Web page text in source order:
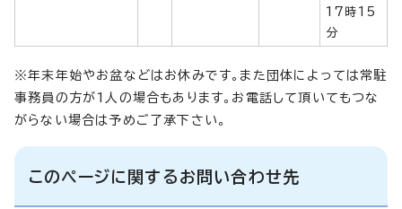
17時15
分
※年末年始やお盆などはお休みです。また団体によっては常駐
事務員の方が1人の場合もあります。お電話して頂いてもつな
がらない場合は予めご了承下さい。
このページに関するお問い合わせ先